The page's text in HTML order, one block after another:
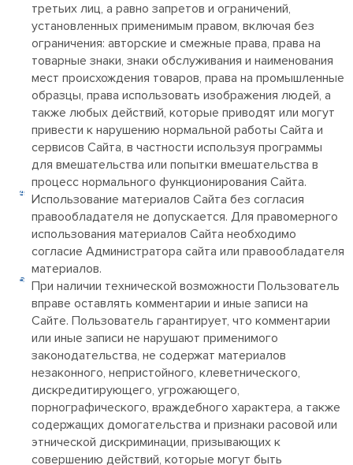
третьих лиц, а равно запретов и ограничений,
установленных применимым правом, включая без
ограничения: авторские и смежные права, права на
товарные знаки, знаки обслуживания и наименования
мест происхождения товаров, права на промышленные
образцы, права использовать изображения людей, а
также любых действий, которые приводят или могут
привести к нарушению нормальной работы Сайта и
сервисов Сайта, в частности используя программы
для вмешательства или попытки вмешательства в
процесс нормального функционирования Сайта.
Использование материалов Сайта без согласия
правообладателя не допускается. Для правомерного
использования материалов Сайта необходимо
согласие Администратора сайта или правообладателя
материалов.
При наличии технической возможности Пользователь
вправе оставлять комментарии и иные записи на
Сайте. Пользователь гарантирует, что комментарии
или иные записи не нарушают применимого
законодательства, не содержат материалов
незаконного, непристойного, клеветнического,
дискредитирующего, угрожающего,
порнографического, враждебного характера, а также
содержащих домогательства и признаки расовой или
этнической дискриминации, призывающих к
совершению действий, которые могут быть